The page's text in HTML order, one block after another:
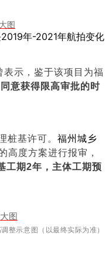
年-2021年航拍变化
表示，鉴于该项目为福
同意获得限高审批的时
桩基许可。 福州城乡
高度方案进行报审，
工期2年，主体工期预
整示意图（以最终实际为准）